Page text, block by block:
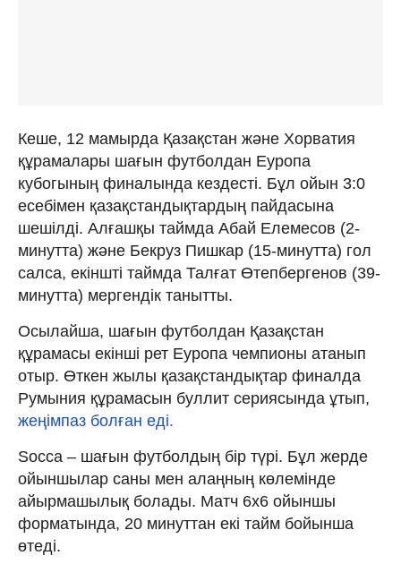
Кеше, 12 мамырда Қазақстан және Хорватия
құрамалары шағын футболдан Еуропа
кубогының финалында кездесті. Бұл ойын 3:0
есебімен қазақстандықтардың пайдасына
шешілді. Алғашқы таймда Абай Елемесов (2-
минутта) және Бекруз Пишкар (15-минутта) гол
салса, екіншті таймда Талғат Өтепбергенов (39-
минутта) мергендік танытты.
Осылайша, шағын футболдан Қазақстан
құрамасы екінші рет Еуропа чемпионы атанып
отыр. Өткен жылы қазақстандықтар финалда
Румыния құрамасын буллит сериясында ұтып,
жеңімпаз болған еді.
Socca – шағын футболдың бір түрі. Бұл жерде
ойыншылар саны мен алаңның көлемінде
айырмашылық болады. Матч 6x6 ойыншы
форматында, 20 минуттан екі тайм бойынша
өтеді.